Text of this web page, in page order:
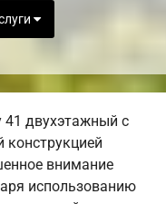
41 двухэтажный с
конструкцией
внимание
использованию